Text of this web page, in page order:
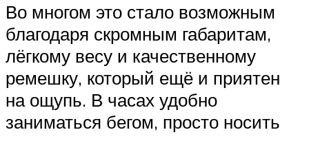
Во многом это стало возможным
благодаря скромным габаритам,
лёгкому весу и качественному
ремешку, который ещё и приятен
на ощупь. В часах удобно
заниматься бегом, просто носить